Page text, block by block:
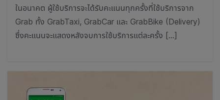
ในอนาคต ผู้ใช้บริการจะได้รับคะแนนทุกครั้งที่ใช้บริการจาก
Grab ทั้ง GrabTaxi, GrabCar และ GrabBike (Delivery)
ซึ่งคะแนนจะแสดงหลังจบการใช้บริการแต่ละครั้ง […]